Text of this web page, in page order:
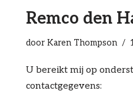
Remco den
doorKaren Thompson
U bereikt mij op
contactgegevens: